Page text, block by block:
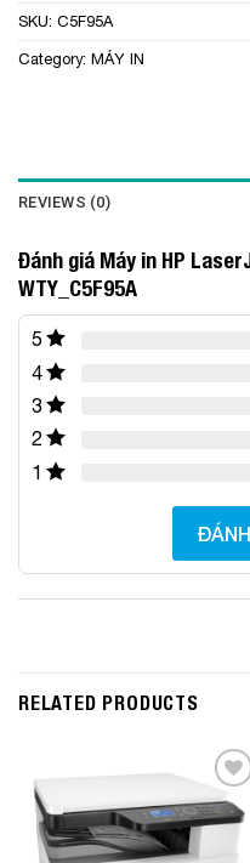
SKU: C5F95A
Category: MÁY IN
REVIEWS (0)
Đánh giá Máy in HP
WTY_C5F95A
5
4
3
2
1
RELATED PRODUCTS
Add to
Wishlist